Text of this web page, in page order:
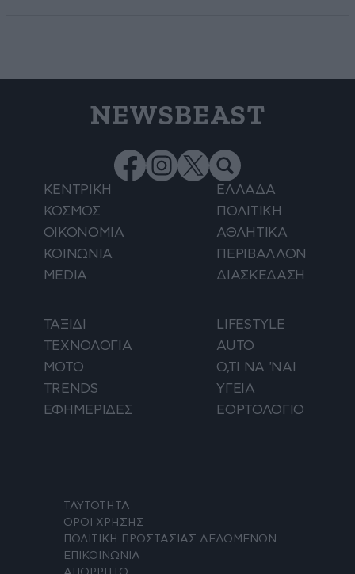
NEWSBEAST
ΚΕΝΤΡΙΚΗ
ΕΛΛΑΔΑ
ΚΟΣΜΟΣ
ΠΟΛΙΤΙΚΗ
ΟΙΚΟΝΟΜΙΑ
ΑΘΛΗΤΙΚΑ
ΚΟΙΝΩΝΙΑ
ΠΕΡΙΒΑΛΛΟΝ
MEDIA
ΔΙΑΣΚΕΔΑΣΗ
ΤΑΞΙΔΙ
LIFESTYLE
ΤΕΧΝΟΛΟΓΙΑ
AUTO
ΜΟΤΟ
Ο,ΤΙ ΝΑ 'ΝΑΙ
TRENDS
ΥΓΕΙΑ
ΕΦΗΜΕΡΙΔΕΣ
ΕΟΡΤΟΛΟΓΙΟ
ΤΑΥΤΟΤΗΤΑ
ΟΡΟΙ ΧΡΗΣΗΣ
ΠΟΛΙΤΙΚΗ ΠΡΟΣΤΑΣΙΑΣ ΔΕΔΟΜΕΝΩΝ
ΕΠΙΚΟΙΝΩΝΙΑ